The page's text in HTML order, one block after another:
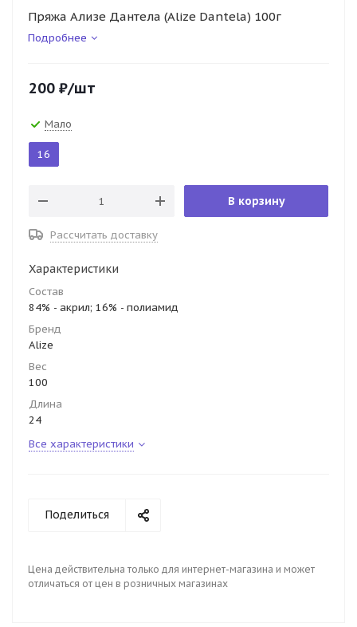
Пряжа Ализе Дантела (Alize Dantela) 100г
Подробнее
200 ₽/шт
Мало
16
В корзину
Рассчитать доставку
Характеристики
Состав
84% - акрил; 16% - полиамид
Бренд
Alize
Вес
100
Длина
24
Все характеристики
Поделиться
Цена действительна только для интернет-магазина и может
отличаться от цен в розничных магазинах